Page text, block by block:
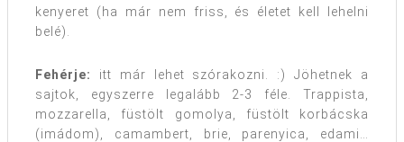
kenyeret (ha már nem friss, és életet kell lehelni
belé).
Fehérje: itt már lehet szórakozni. :) Jöhetnek a
sajtok, egyszerre legalább 2-3 féle. Trappista,
mozzarella, füstölt gomolya, füstölt korbácska
(imádom), camambert, brie, parenyica, edami…